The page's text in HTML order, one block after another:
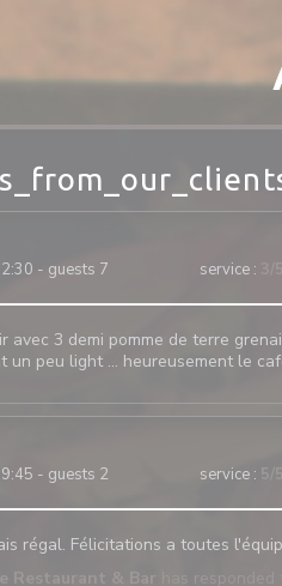
- guests 7 service :
avec 3 demi pomme de terre
un peu light … heureusement le
- guests 2 service :
régal. Félicitations a toutes
Restaurant & Bar
has